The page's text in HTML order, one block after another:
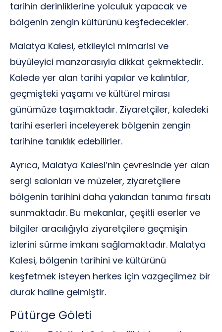
tarihin derinliklerine yolculuk yapacak ve
bölgenin zengin kültürünü keşfedecekler.
Malatya Kalesi, etkileyici mimarisi ve
büyüleyici manzarasıyla dikkat çekmektedir.
Kalede yer alan tarihi yapılar ve kalıntılar,
geçmişteki yaşamı ve kültürel mirası
günümüze taşımaktadır. Ziyaretçiler, kaledeki
tarihi eserleri inceleyerek bölgenin zengin
tarihine tanıklık edebilirler.
Ayrıca, Malatya Kalesi’nin çevresinde yer alan
sergi salonları ve müzeler, ziyaretçilere
bölgenin tarihini daha yakından tanıma fırsatı
sunmaktadır. Bu mekanlar, çeşitli eserler ve
bilgiler aracılığıyla ziyaretçilere geçmişin
izlerini sürme imkanı sağlamaktadır. Malatya
Kalesi, bölgenin tarihini ve kültürünü
keşfetmek isteyen herkes için vazgeçilmez bir
durak haline gelmiştir.
Pütürge Göleti